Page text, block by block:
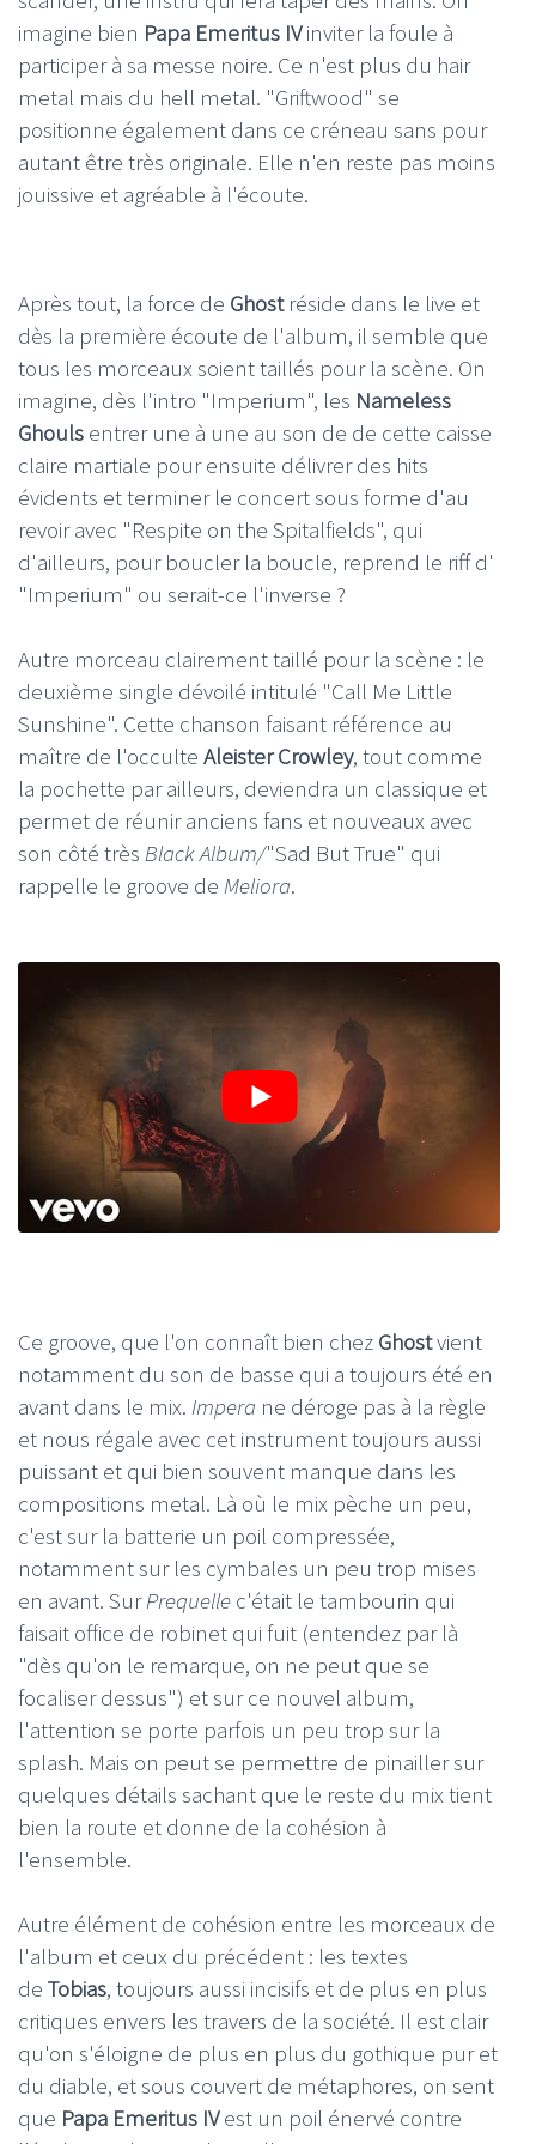
imagine bien Papa Emeritus IVinviter la foule à
participer à sa messe noire. Ce n'est plus du hair
metal mais du hell metal. "Griftwood" se
positionne également dans ce créneau sans pour
autant être très originale. Elle n'en reste pas moins
jouissive et agréable à l'écoute.
Après tout, la force de Ghostréside dans le live et
dès la première écoute de l'album, il semble que
tous les morceaux soient taillés pour la scène. On
imagine, dès l'intro "Imperium", les Nameless
Ghouls entrer une à une au son de de cette caisse
claire martiale pour ensuite délivrer des hits
évidents et terminer le concert sous forme d'au
revoir avec "Respite on the Spitalfields", qui
d'ailleurs, pour boucler la boucle, reprend le riff d'
"Imperium" ou serait-ce l'inverse ?
Autre morceau clairement taillé pour la scène : le
deuxième single dévoilé intitulé "Call Me Little
Sunshine". Cette chanson faisant référence au
maître de l'occulte Aleister Crowley, tout comme
la pochette par ailleurs, deviendra un classique et
permet de réunir anciens fans et nouveaux avec
son côté très Black Album/"Sad But True" qui
rappelle le groove de Meliora.
Ce groove, que l'on connaît bien chez Ghostvient
notamment du son de basse qui a toujours été en
avant dans le mix. Impera ne déroge pas à la règle
et nous régale avec cet instrument toujours aussi
puissant et qui bien souvent manque dans les
compositions metal. Là où le mix pèche un peu,
c'est sur la batterie un poil compressée,
notamment sur les cymbales un peu trop mises
en avant. SurPrequelle c'était le tambourin qui
faisait office de robinet qui fuit (entendez par là
"dès qu'on le remarque, on ne peut que se
focaliser dessus") et sur ce nouvel album,
l'attention se porte parfois un peu trop sur la
splash. Mais on peut se permettre de pinailler sur
quelques détails sachant que le reste du mix tient
bien la route et donne de la cohésion à
l'ensemble.
Autre élément de cohésion entre les morceaux de
l'album et ceux du précédent : les textes
de Tobias, toujours aussi incisifs et de plus en plus
critiques envers les travers de la société. Il est clair
qu'on s'éloigne de plus en plus du gothique pur et
du diable, et sous couvert de métaphores, on sent
que Papa Emeritus IVest un poil énervé contre